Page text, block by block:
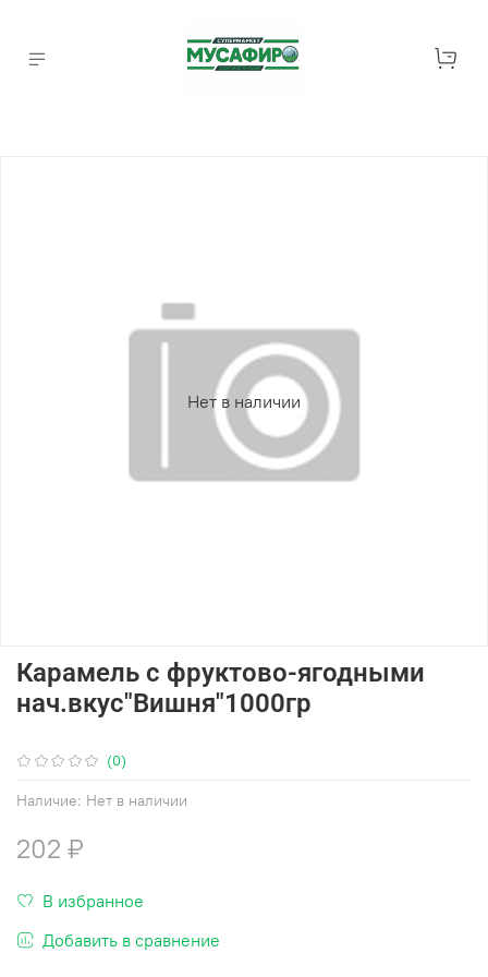
Нет в наличии
(0)
Наличие: Нет в наличии
Карамель с фруктово-ягодными
нач.вкус"Вишня"1000гр
202 ₽
В избранное
Добавить в сравнение